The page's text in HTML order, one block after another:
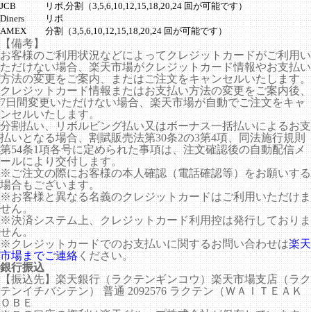
JCB
リボ,分割（3,5,6,10,12,15,18,20,24 回が可能です）
Diners
リボ
AMEX
分割（3,5,6,10,12,15,18,20,24 回が可能です）
【備考】
お客様のご利用状況などによってクレジットカードがご利用い
ただけない場合、楽天市場がクレジットカード情報やお支払い
方法の変更をご案内、またはご注文をキャンセルいたします。
クレジットカード情報またはお支払い方法の変更をご案内後、
7日間変更いただけない場合、楽天市場が自動でご注文をキャ
ンセルいたします。
分割払い、リボルビング払い又はボーナス一括払いによるお支
払いとなる場合、割賦販売法第30条2の3第4項、同法施行規則
第54条1項各号に定められた事項は、注文確認後の自動配信メ
ールにより交付します。
※ご注文の際にお客様の本人確認（電話確認等）をお願いする
場合もございます。
※お客様と異なる名義のクレジットカードはご利用いただけま
せん。
※決済システム上、クレジットカード利用控は発行しておりま
せん。
※クレジットカードでのお支払いに関するお問い合わせは楽天
市場までご連絡ください。
銀行振込
【振込先】楽天銀行（ラクテンギンコウ）楽天市場支店（ラク
テンイチバシテン） 普通 2092576 ラクテン（ＷＡＩＴＥＡＫ
ＯＢＥ